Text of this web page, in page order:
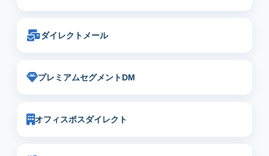
ダイレクトメール
プレミアムセグメントDM
オフィスポスダイレクト